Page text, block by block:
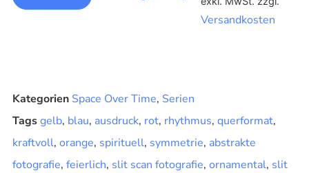
Versandkosten
Kategorien Space Over Time, Serien
Tagsgelb, blau, ausdruck, rot, rhythmus, querformat,
kraftvoll, orange, spirituell, symmetrie, abstrakte
fotografie, feierlich, slit scan fotografie, ornamental, slit